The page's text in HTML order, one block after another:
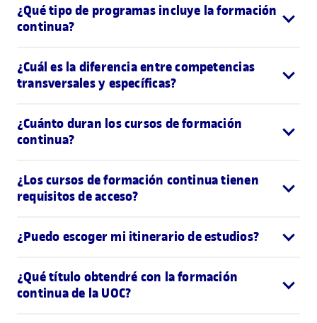
¿Qué tipo de programas incluye la formación
continua?
¿Cuál es la diferencia entre competencias
transversales y específicas?
¿Cuánto duran los cursos de formación
continua?
¿Los cursos de formación continua tienen
requisitos de acceso?
¿Puedo escoger mi itinerario de estudios?
¿Qué título obtendré con la formación
continua de la UOC?